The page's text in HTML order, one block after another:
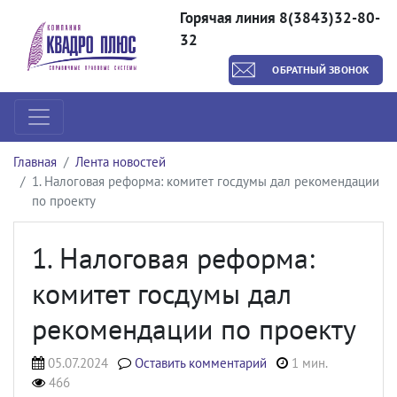
Горячая линия 8(3843)32-80-
32
ОБРАТНЫЙ ЗВОНОК
Главная
Лента новостей
1. Налоговая реформа: комитет госдумы дал рекомендации
по проекту
1. Налоговая реформа:
комитет госдумы дал
рекомендации по проекту
05.07.2024 Оставить комментарий
1 мин.
466